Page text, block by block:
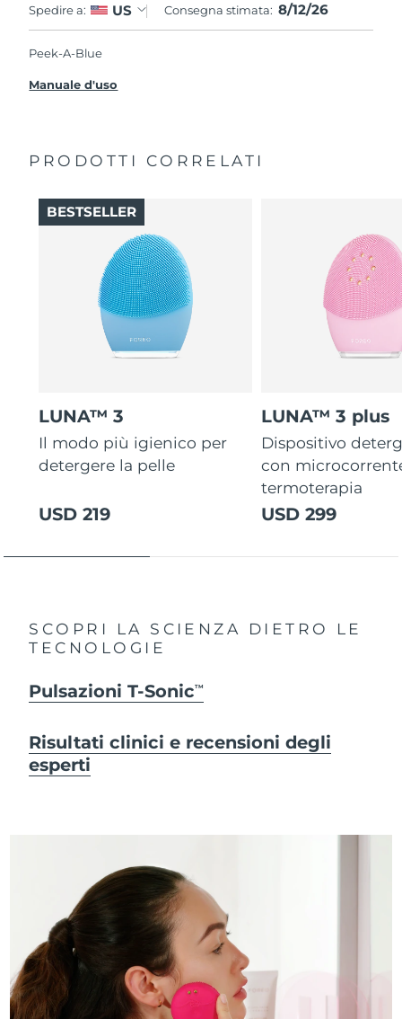
Spedire a: US Consegna stimata: 8/12/26
Peek-A-Blue
Manuale d'uso
PRODOTTI CORRELATI
LUNA™ 3
Il modo più igienico per
detergere la pelle
USD 219
BESTSELLER
LUNA™ 3 plus
Dispositivo
con
termoterapia
USD 299
SCOPRI LA SCIENZA DIETRO LE
TECNOLOGIE
Pulsazioni T-SonicTM
Risultati clinici e recensioni degli
esperti